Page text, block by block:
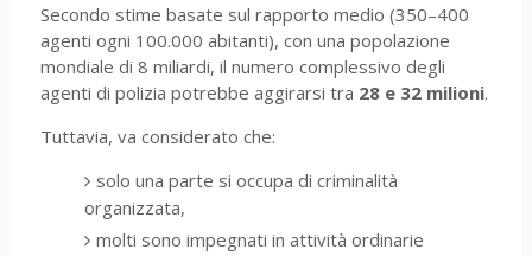
Secondo stime basate sul rapporto medio (350–400
agenti ogni 100.000 abitanti), con una popolazione
mondiale di 8 miliardi, il numero complessivo degli
agenti di polizia potrebbe aggirarsi tra 28 e 32 milioni.
Tuttavia, va considerato che:
solo una parte si occupa di criminalità
organizzata,
molti sono impegnati in attività ordinarie